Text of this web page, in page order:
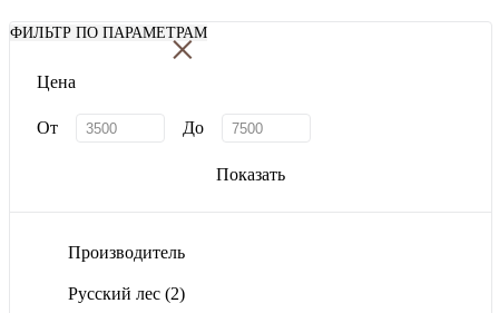
ФИЛЬТР ПО ПАРАМЕТРАМ
×
Цена
От До
Показать
Производитель
Русский лес (2)